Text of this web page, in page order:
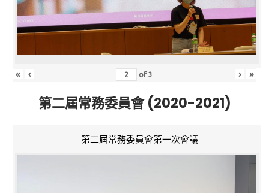
« ‹ of3 › »
第二屆常務委員會 (2020-2021)
第二屆常務委員會第一次會議